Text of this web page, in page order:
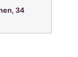
34